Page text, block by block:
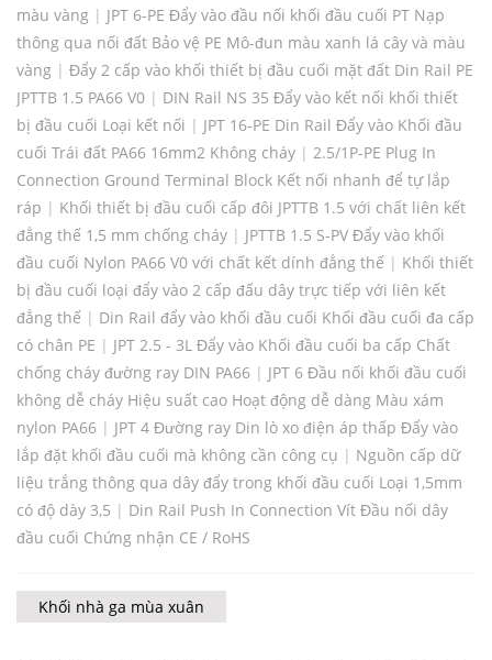
màu vàng | JPT 6-PE Đẩy vào đầu nối khối đầu cuối PT Nạp
thông qua nối đất Bảo vệ PE Mô-đun màu xanh lá cây và màu
vàng | Đẩy 2 cấp vào khối thiết bị đầu cuối mặt đất Din Rail PE
JPTTB 1.5 PA66 V0 | DIN Rail NS 35 Đẩy vào kết nối khối thiết
bị đầu cuối Loại kết nối | JPT 16-PE Din Rail Đẩy vào Khối đầu
cuối Trái đất PA66 16mm2 Không cháy | 2.5/1P-PE Plug In
Connection Ground Terminal Block Kết nối nhanh để tự lắp
ráp | Khối thiết bị đầu cuối cấp đôi JPTTB 1.5 với chất liên kết
đẳng thế 1,5 mm chống cháy | JPTTB 1.5 S-PV Đẩy vào khối
đầu cuối Nylon PA66 V0 với chất kết dính đẳng thế | Khối thiết
bị đầu cuối loại đẩy vào 2 cấp đấu dây trực tiếp với liên kết
đẳng thế | Din Rail đẩy vào khối đầu cuối Khối đầu cuối đa cấp
có chân PE | JPT 2.5 - 3L Đẩy vào Khối đầu cuối ba cấp Chất
chống cháy đường ray DIN PA66 | JPT 6 Đầu nối khối đầu cuối
không dễ cháy Hiệu suất cao Hoạt động dễ dàng Màu xám
nylon PA66 | JPT 4 Đường ray Din lò xo điện áp thấp Đẩy vào
lắp đặt khối đầu cuối mà không cần công cụ | Nguồn cấp dữ
liệu trắng thông qua dây đẩy trong khối đầu cuối Loại 1,5mm
có độ dày 3,5 | Din Rail Push In Connection Vít Đầu nối dây
đầu cuối Chứng nhận CE / RoHS
Khối nhà ga mùa xuân